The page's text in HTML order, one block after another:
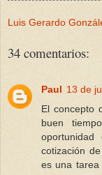
Luis Gerardo
34 comentarios:
Paul 13 de
El concepto
buen
cotización
es una tarea